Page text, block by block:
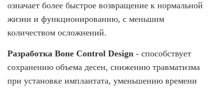
означает более быстрое возвращение к нормальной
жизни и функционированию, с меньшим
количеством осложнений.
Разработка Bone Control Design - способствует
сохранению объема десен, снижению травматизма
при установке имплантата, уменьшению времени